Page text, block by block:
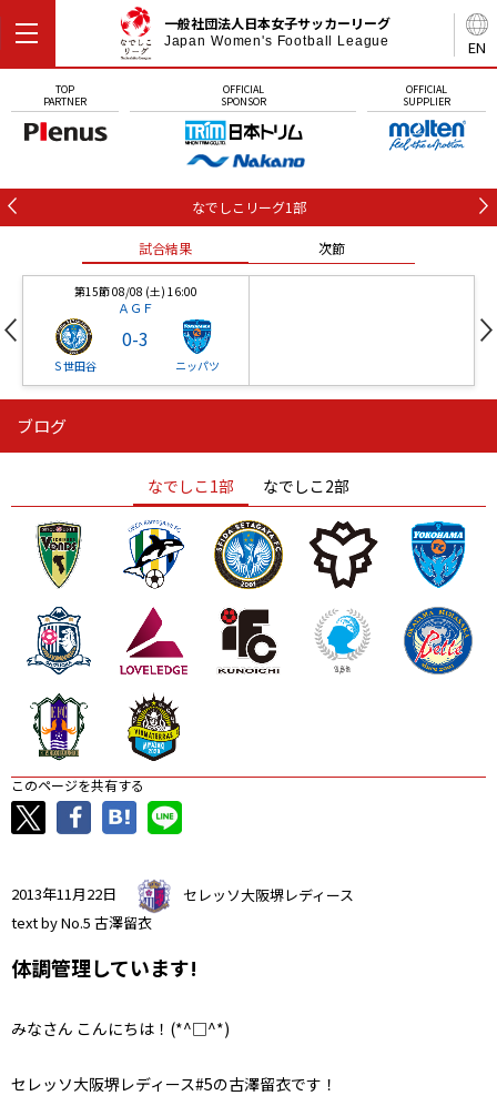
EN
一般社団法人日本女子サッカーリーグ
Japan Women's Football League
TOP
PARTNER
OFFICIAL
SPONSOR
OFFICIAL
SUPPLIER
なでしこリーグ1部
試合結果 次節
第15節 08/08 (土) 16:00
ＡＧＦ
Ｓ世田谷
0-3
ニッパツ
ニッパツ
ニッパツ 名古屋
石人の星
静岡 愛媛Ｌ
ブログ
なでしこ1部 なでしこ2部
このページを共有する
2013年11月22日
セレッソ大阪堺レディース
text by No.5 古澤留衣
体調管理しています!
みなさん こんにちは！(*^□^*)
セレッソ大阪堺レディース#5の古澤留衣です！